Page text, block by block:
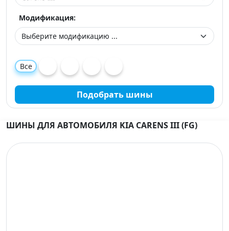
Модификация:
Все
Подобрать шины
ШИНЫ ДЛЯ АВТОМОБИЛЯ KIA CARENS III (FG)